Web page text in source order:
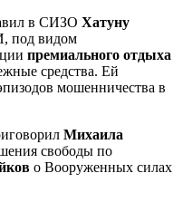
в СИЗО Хатуну
под видом
премиального отдыха
средства. Ей
мошенничества в
Михаила
свободы по
о Вооруженных силах